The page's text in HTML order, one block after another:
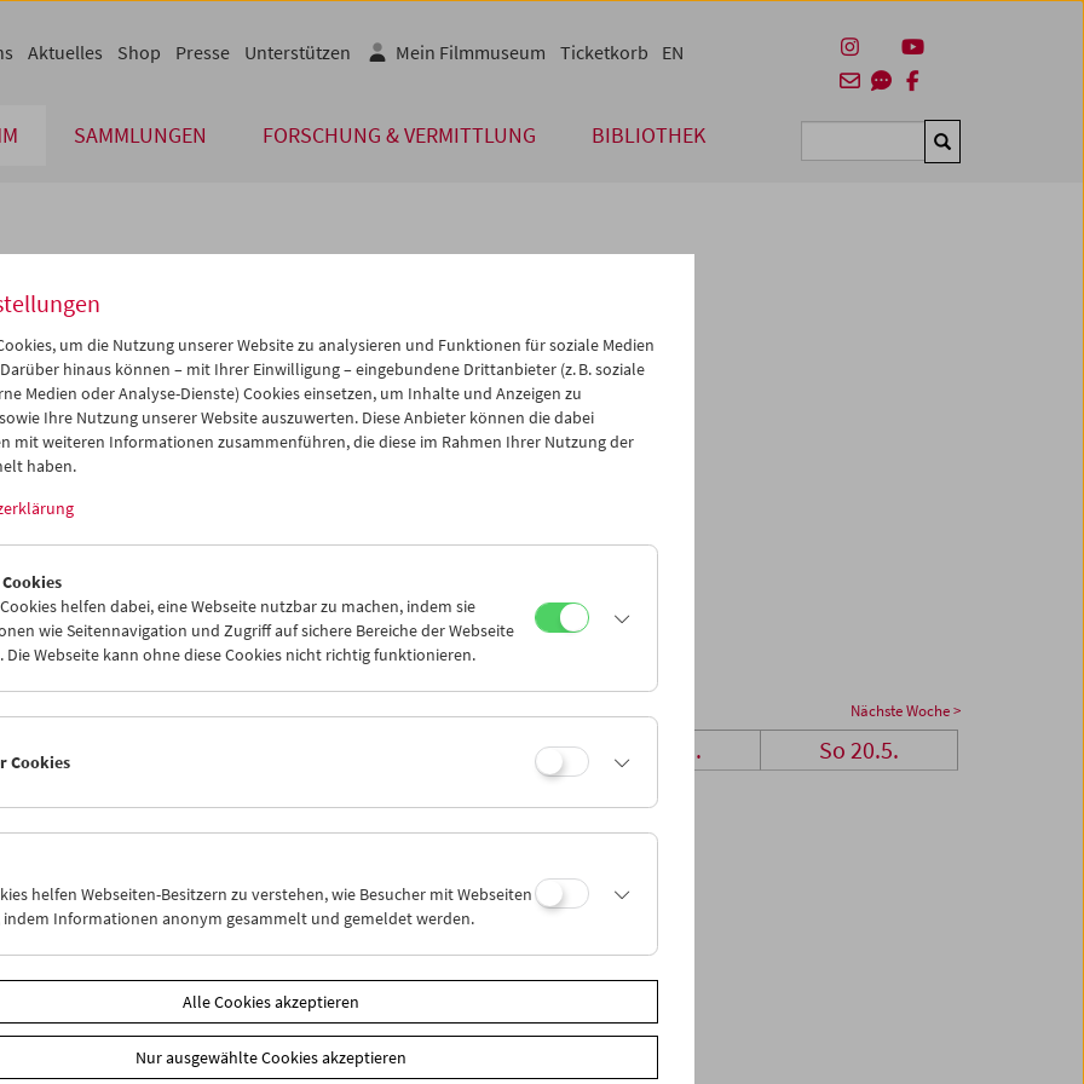
SAMMLUNGEN FORSCHUNG & VERMITTLUNG BIBLIOTHEK Suchen
Aktuelles Shop Presse Unterstützen Mein Filmmuseum Ticketkorb EN
Mai 2007 >>
Mi Do Fr Sa So
02 03 04 05
06
09 10 11 12
13
16 17
23 24
06
iCalender
Programmheft-PDF
English language or subtitles
Nächste Woche >
Mi 16.5. Sa 19.5. So 20.5.
um die Nutzung unserer Website zu analysieren und Funktionen für soziale Medien
hinaus können – mit Ihrer Einwilligung – eingebundene Drittanbieter (z. B. soziale
Medien oder Analyse-Dienste) Cookies einsetzen, um Inhalte und Anzeigen zu
Ihre Nutzung unserer Website auszuwerten. Diese Anbieter können die dabei
mit weiteren Informationen zusammenführen, die diese im Rahmen Ihrer Nutzung der
haben.
helfen dabei, eine Webseite nutzbar zu machen, indem sie
wie Seitennavigation und Zugriff auf sichere Bereiche der Webseite
Die Webseite kann ohne diese Cookies nicht richtig funktionieren.
Cookies
helfen Webseiten-Besitzern zu verstehen, wie Besucher mit Webseiten
indem Informationen anonym gesammelt und gemeldet werden.
Alle Cookies akzeptieren
Nur ausgewählte Cookies akzeptieren